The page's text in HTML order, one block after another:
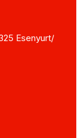
Esenyurt/